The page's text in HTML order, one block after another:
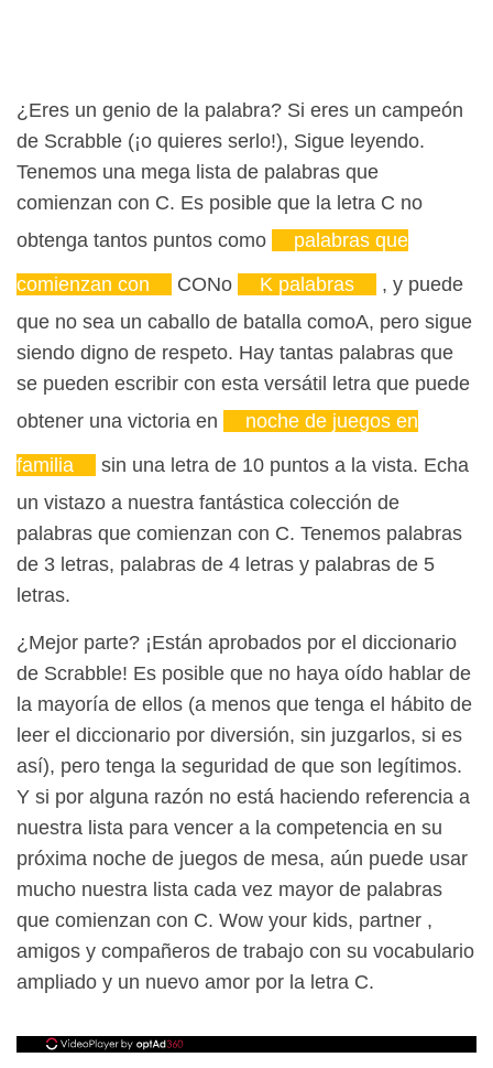
¿Eres un genio de la palabra? Si eres un campeón
de Scrabble (¡o quieres serlo!), Sigue leyendo.
Tenemos una mega lista de palabras que
comienzan con C. Es posible que la letra C no
obtenga tantos puntos como
palabras que
comienzan con
CONo K palabras
, y puede
que no sea un caballo de batalla comoA, pero sigue
siendo digno de respeto. Hay tantas palabras que
se pueden escribir con esta versátil letra que puede
obtener una victoria en
noche de juegos en
familia
sin una letra de 10 puntos a la vista. Echa
un vistazo a nuestra fantástica colección de
palabras que comienzan con C. Tenemos palabras
de 3 letras, palabras de 4 letras y palabras de 5
letras.
¿Mejor parte? ¡Están aprobados por el diccionario
de Scrabble! Es posible que no haya oído hablar de
la mayoría de ellos (a menos que tenga el hábito de
leer el diccionario por diversión, sin juzgarlos, si es
así), pero tenga la seguridad de que son legítimos.
Y si por alguna razón no está haciendo referencia a
nuestra lista para vencer a la competencia en su
próxima noche de juegos de mesa, aún puede usar
mucho nuestra lista cada vez mayor de palabras
que comienzan con C. Wow your kids, partner ,
amigos y compañeros de trabajo con su vocabulario
ampliado y un nuevo amor por la letra C.